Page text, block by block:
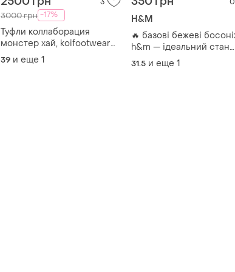
3
3000 грн -17%
Туфли коллаборация
монстер хай, koifootwear
monster high mary janes
39 и еще 1
0
H&M
🔥 базові бежеві
h&m — ідеальний стан
(взуті 2-3 рази)!
31.5 и еще 1